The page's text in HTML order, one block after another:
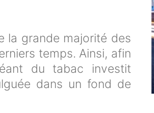
la grande majorité des
temps. Ainsi, afin
du tabac investit
dans un fond de